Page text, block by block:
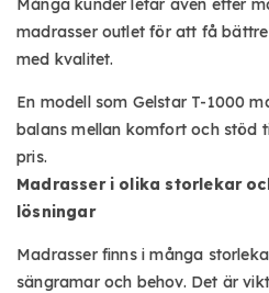
Många kunder letar även efter
madrasser outlet för att få
med kvalitet.
En modell som Gelstar T-1000
balans mellan komfort och stöd
pris.
Madrasser i olika storlekar
lösningar
Madrasser finns i många
sängramar och behov. Det är